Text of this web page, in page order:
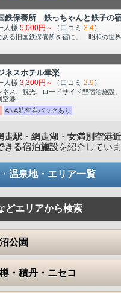
鉄保養所 鉄っちゃんと鉄子の
人様 5,000円～ （口コミ 3.4）
ある旧国鉄保養所を宿に。 昭和の世
ネスホテル幸楽
人様 3,300円～ （口コミ 2.9）
ネス、観光、ロードサイド型宿泊施設
空港
ANA航空券パックあり
走駅・網走湖・女満別空港
きる宿泊施設を紹介していま
温泉地・エリア一覧
どエリアから検索
公園
・積丹・ニセコ